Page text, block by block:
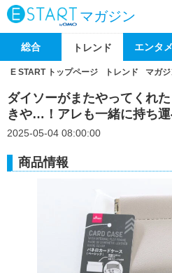
マガジン
総合 トレンド エンタメ
E START トップページ トレンド マガ
ダイソーがまたやってくれ
きや…！アレも一緒に持ち
2025-05-04 08:00:00
商品情報